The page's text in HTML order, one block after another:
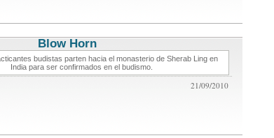
Blow Horn
budistas parten hacia el monasterio de Sherab Ling en
India para ser confirmados en el budismo.
21/09/2010